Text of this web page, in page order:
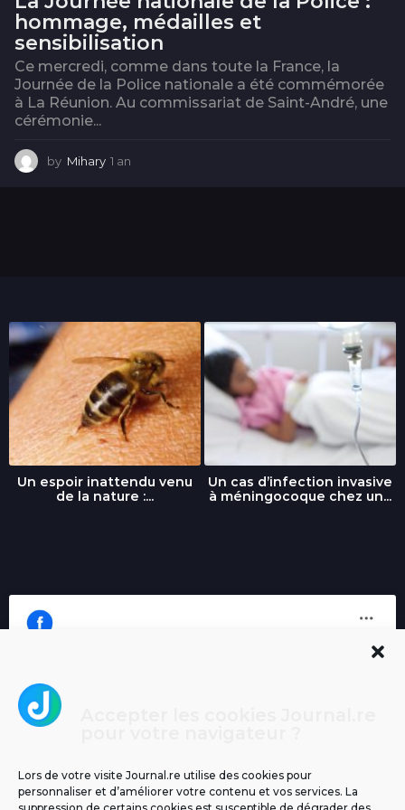
Lors de votre visite Journal.re utilise des cookies pour
personnaliser et d’améliorer votre contenu et vos services. La
hommage, médailles et
sensibilisation
Ce mercredi, comme dans toute la France, la
Journée de la Police nationale a été commémorée
à La Réunion. Au commissariat de Saint-André, une
cérémonie...
by Mihary 1 an
Un espoir inattendu venu
de la nature :...
Un cas d’infection invasive
à méningocoque chez un...